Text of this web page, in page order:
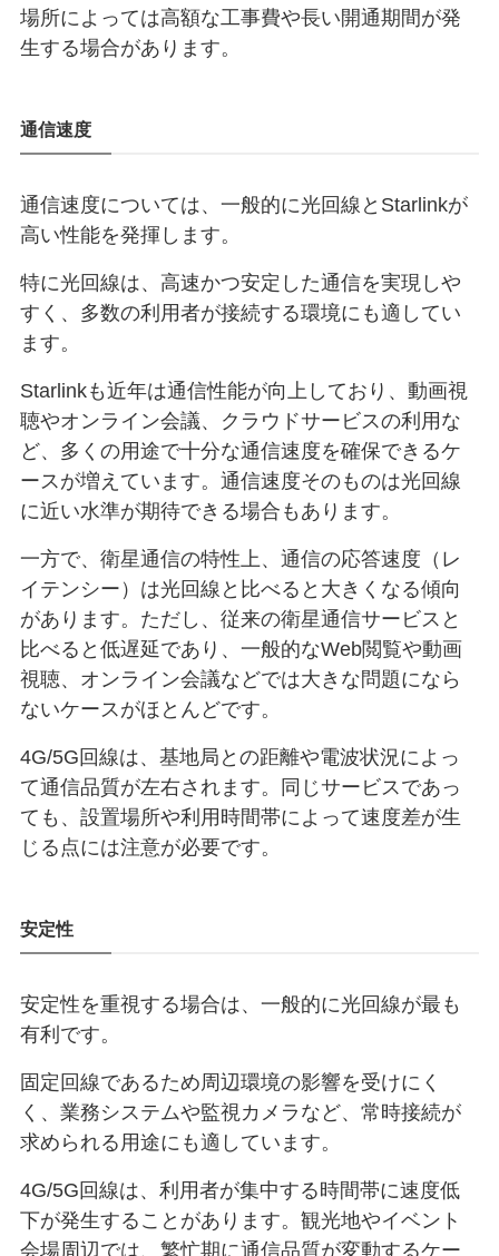
場所によっては高額な工事費や長い開通期間が発
生する場合があります。
通信速度
通信速度については、一般的に光回線とStarlinkが
高い性能を発揮します。
特に光回線は、高速かつ安定した通信を実現しや
すく、多数の利用者が接続する環境にも適してい
ます。
Starlinkも近年は通信性能が向上しており、動画視
聴やオンライン会議、クラウドサービスの利用な
ど、多くの用途で十分な通信速度を確保できるケ
ースが増えています。通信速度そのものは光回線
に近い水準が期待できる場合もあります。
一方で、衛星通信の特性上、通信の応答速度（レ
イテンシー）は光回線と比べると大きくなる傾向
があります。ただし、従来の衛星通信サービスと
比べると低遅延であり、一般的なWeb閲覧や動画
視聴、オンライン会議などでは大きな問題になら
ないケースがほとんどです。
4G/5G回線は、基地局との距離や電波状況によっ
て通信品質が左右されます。同じサービスであっ
ても、設置場所や利用時間帯によって速度差が生
じる点には注意が必要です。
安定性
安定性を重視する場合は、一般的に光回線が最も
有利です。
固定回線であるため周辺環境の影響を受けにく
く、業務システムや監視カメラなど、常時接続が
求められる用途にも適しています。
4G/5G回線は、利用者が集中する時間帯に速度低
下が発生することがあります。観光地やイベント
会場周辺では、繁忙期に通信品質が変動するケー